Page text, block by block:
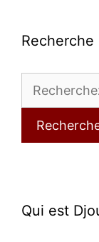
Recherche
Qui est